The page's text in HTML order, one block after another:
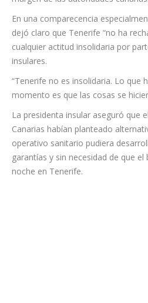
transparencia sanitaria y
margen de las autoridades canarias.
En una comparecencia
dejó claro que Tenerife “no ha
cualquier actitud insolidaria por
insulares.
“Tenerife no es insolidaria. Lo que
momento es que las cosas se
La presidenta insular aseguró que
Canarias habían planteado
operativo sanitario pudiera
garantías y sin necesidad de que